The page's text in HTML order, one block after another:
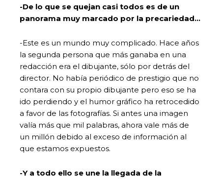
-De lo que se quejan casi todos es de un
panorama muy marcado por la precariedad…
-Este es un mundo muy complicado. Hace años
la segunda persona que más ganaba en una
redacción era el dibujante, sólo por detrás del
director. No había periódico de prestigio que no
contara con su propio dibujante pero eso se ha
ido perdiendo y el humor gráfico ha retrocedido
a favor de las fotografías. Si antes una imagen
valía más que mil palabras, ahora vale más de
un millón debido al exceso de información al
que estamos expuestos.
-Y a todo ello se une la llegada de la